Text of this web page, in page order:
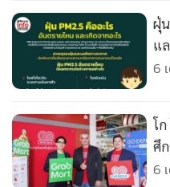
• Factcheck
• ญี่ปุ่น
News1
• Gotomanager
ฝุ่
แ
6
โ
ศึ
6